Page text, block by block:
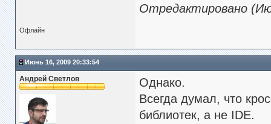
Отредактировано
Офлайн
Июнь 16, 2009 20:33:54
Андрей Светлов
Однако.
Всегда думал, что
библиотек, а не IDE.